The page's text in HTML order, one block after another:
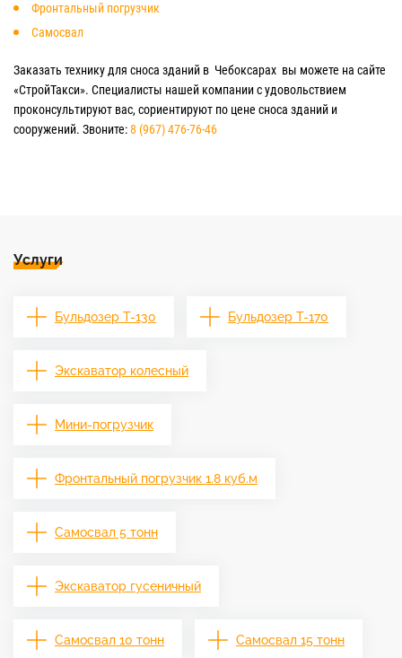
Фронтальный погрузчик
Самосвал
Заказать технику для сноса зданий в Чебоксарах вы можете на сайте
«СтройТакси». Специалисты нашей компании с удовольствием
проконсультируют вас, сориентируют по цене сноса зданий и
сооружений. Звоните:8 (967) 476-76-46
Услуги
Бульдозер Т-130 Бульдозер Т-170
Экскаватор колесный
Мини-погрузчик
Фронтальный погрузчик 1.8 куб.м
Самосвал 5 тонн
Экскаватор гусеничный
Самосвал 10 тонн Самосвал 15 тонн